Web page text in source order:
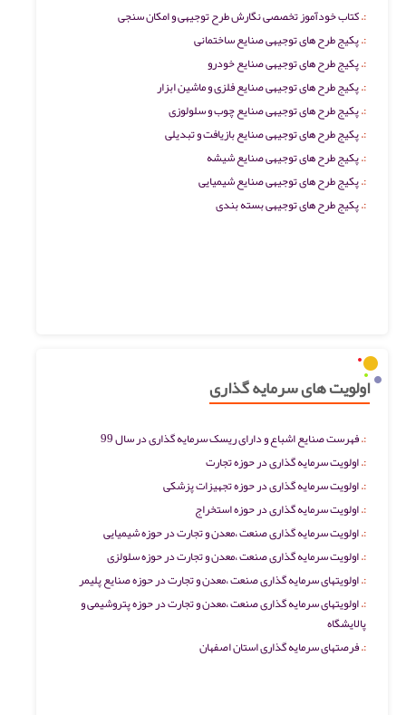
کتاب خودآموز تخصصی نگارش طرح توجیهی و امکان سنجی
پکیج طرح های توجیهی صنایع ساختمانی
پکیج طرح های توجیهی صنایع خودرو
پکیج طرح های توجیهی صنایع فلزی و ماشین ابزار
پکیج طرح های توجیهی صنایع چوب و سلولوزی
پکیج طرح های توجیهی صنایع بازیافت و تبدیلی
پکیج طرح های توجیهی صنایع شیشه
پکیج طرح های توجیهی صنایع شیمیایی
پکیج طرح های توجیهی بسته بندی
اولویت های سرمایه گذاری
فهرست صنایع اشباع و دارای ریسک سرمایه گذاری در سال 99
اولویت سرمایه گذاری در حوزه تجارت
اولویت سرمایه گذاری در حوزه تجهیزات پزشکی
اولویت سرمایه گذاری در حوزه استخراج
اولویت سرمایه گذاری صنعت ،معدن و تجارت در حوزه شیمیایی
اولویت سرمایه گذاری صنعت ،معدن و تجارت در حوزه سلولزی
اولویتهای سرمایه گذاری صنعت ،معدن و تجارت در حوزه صنایع پلیمر
اولویتهای سرمایه گذاری صنعت ،معدن و تجارت در حوزه پتروشیمی و
پالایشگاه
فرصتهای سرمایه گذاری استان اصفهان